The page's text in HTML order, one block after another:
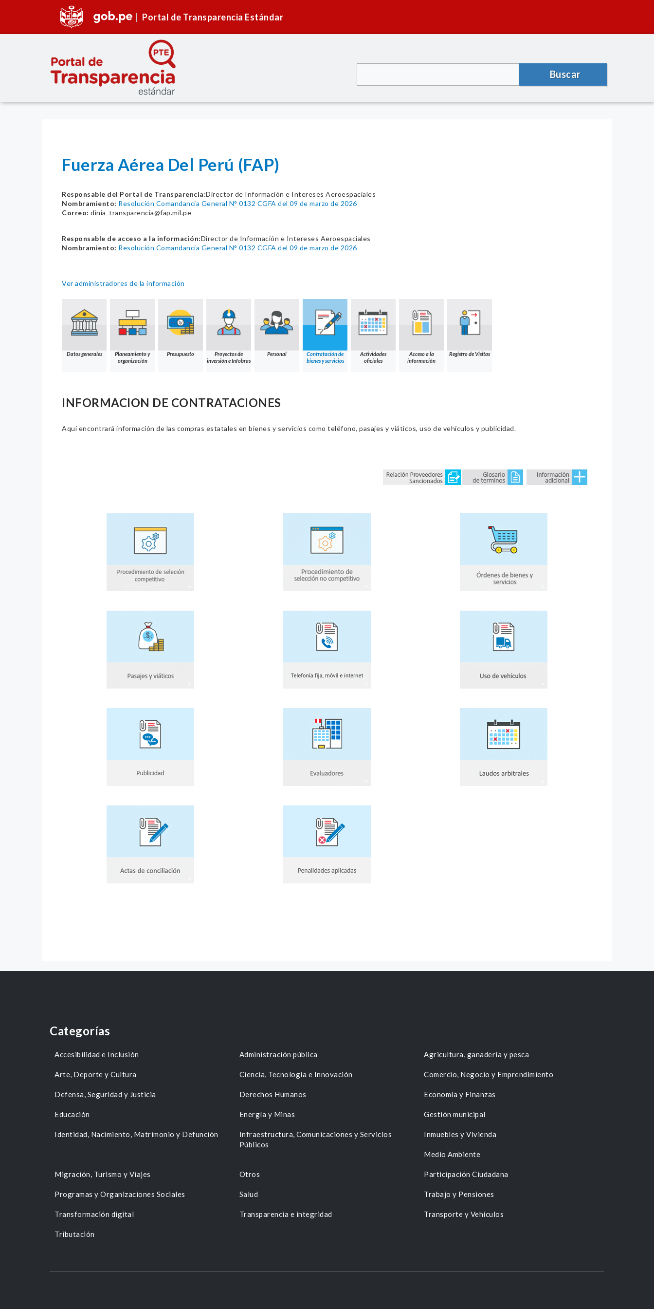
Portal de Transparencia Estándar
Buscar
Fuerza Aérea Del Perú (FAP)
Responsable del Portal de Transparencia:Director de Información e Intereses Aeroespaciales
Nombramiento: Resolución Comandancia General N° 0132 CGFA del 09 de marzo de 2026
Correo: dinia_transparencia@fap.mil.pe
Responsable de acceso a la información:Director de Información e Intereses Aeroespaciales
Nombramiento: Resolución Comandancia General N° 0132 CGFA del 09 de marzo de 2026
Ver administradores de la información
Datos generales
Planeamiento y
organización
Presupuesto
Proyectos de
inversión e Infobras
Personal
Contratación de
bienes y servicios
Actividades
oficiales
Acceso a la
información
Registro de Visitas
INFORMACION DE CONTRATACIONES
Aquí encontrará información de las compras estatales en bienes y servicios como teléfono, pasajes y viáticos, uso de vehículos y publicidad.
Categorías
Accesibilidad e Inclusión Administración pública Agricultura, ganadería y pesca
Arte, Deporte y Cultura Ciencia, Tecnología e Innovación Comercio, Negocio y Emprendimiento
Defensa, Seguridad y Justicia Derechos Humanos Economía y Finanzas
Educación Energía y Minas Gestión municipal
Identidad, Nacimiento, Matrimonio y Defunción
Infraestructura, Comunicaciones y Servicios
Públicos
Inmuebles y Vivienda
Medio Ambiente
Migración, Turismo y Viajes Otros Participación Ciudadana
Programas y Organizaciones Sociales Salud Trabajo y Pensiones
Transformación digital Transparencia e integridad Transporte y Vehículos
Tributación